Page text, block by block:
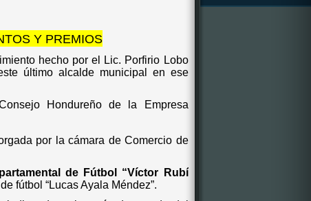
Y PREMIOS
hecho por el Lic. Porfirio Lobo
último alcalde municipal en ese
Hondureño de la Empresa
por la cámara de Comercio de
de Fútbol “Víctor Rubí
fútbol “Lucas Ayala Méndez”.